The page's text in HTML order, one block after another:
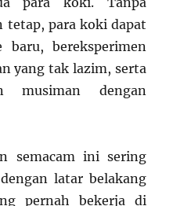
tetap, para koki dapat
baru, bereksperimen
yang tak lazim, serta
musiman dengan
semacam ini sering
latar belakang
pernah bekerja di